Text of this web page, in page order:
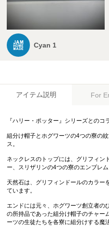
Cyan 1
アイテム説明 For
『ハリー・ポッター』シリーズとのコ
組分け帽子とホグワーツの4つの寮の
ス。
ネックレスのトップには、グリフィン
ー、スリザリンの4つの寮のエンブレ
天然石は、グリフィンドールのカラー
ています。
エンドには元々、ホグワーツ創立者の
の所持品であった組分け帽子のチャー
ーツの生徒たちを各寮に組分けする魔